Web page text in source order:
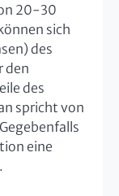
20-30
sich
des
den
des
spricht von
eine